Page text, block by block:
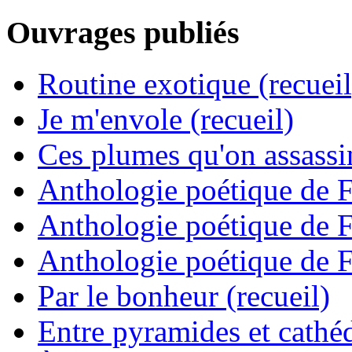
Ouvrages publiés
Routine exotique
Je m'envole (recueil)
Ces plumes qu'on
Anthologie poétique de
Anthologie poétique de
Anthologie poétique de
Par le bonheur (recueil)
Entre pyramides et